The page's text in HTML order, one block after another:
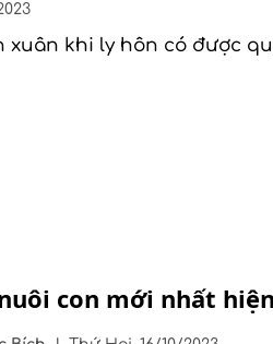
khi ly hôn có được
con mới nhất